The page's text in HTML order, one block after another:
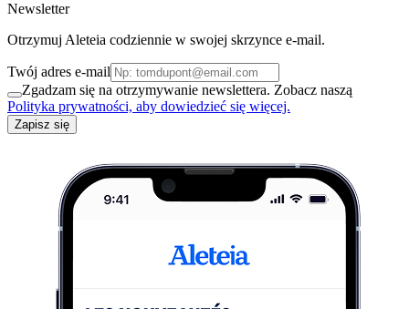
Newsletter
Otrzymuj Aleteia codziennie w swojej skrzynce e-mail.
Twój adres e-mail
Zgadzam się na otrzymywanie newslettera. Zobacz naszą
Polityka prywatności, aby dowiedzieć się więcej.
Zapisz się